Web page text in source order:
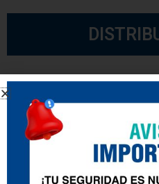
Loreto
METALMECANICA
COMERCIAL DENISAM S.R.L.